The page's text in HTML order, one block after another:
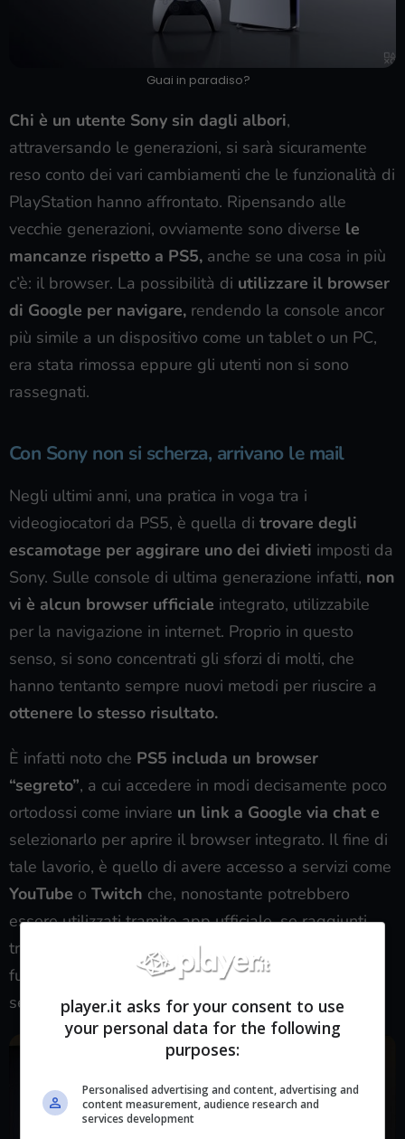
Guai in paradiso?
Chi è un utente Sony sin dagli albori,
attraversando le generazioni, si sarà sicuramente
reso conto dei vari cambiamenti che le funzionalità di
PlayStation hanno affrontato. Ripensando alle
vecchie generazioni, ovviamente sono diverse le
mancanze rispetto a PS5, anche se una cosa in più
c’è: il browser. La possibilità di utilizzare il browser
di Google per navigare, rendendo la console ancor
più simile a un dispositivo come un tablet o un PC,
era stata rimossa eppure gli utenti non si sono
rassegnati.
Con Sony non si scherza, arrivano le mail
Negli ultimi anni, una pratica in voga tra i
videogiocatori da PS5, è quella di trovare degli
escamotage per aggirare uno dei divieti imposti da
Sony. Sulle console di ultima generazione infatti, non
vi è alcun browser ufficiale integrato, utilizzabile
per la navigazione in internet. Proprio in questo
senso, si sono concentrati gli sforzi di molti, che
hanno tentanto sempre nuovi metodi per riuscire a
ottenere lo stesso risultato.
È infatti noto che PS5 includa un browser
“segreto”, a cui accedere in modi decisamente poco
ortodossi come inviare un link a Google via chat e
selezionarlo per aprire il browser integrato. Il fine di
tale lavorio, è quello di avere accesso a servizi come
YouTube o Twitch che, nonostante potrebbero
essere utilizzati tramite app ufficiale, se raggiunti
tramite browser potrebbero essere utilizzati con la
funzione di
picture-in-picture, anche durante le
sessioni di gioco.
player.it asks for your consent to use
your personal data for the following
purposes:
Personalised advertising and content, advertising and
content measurement, audience research and
services development